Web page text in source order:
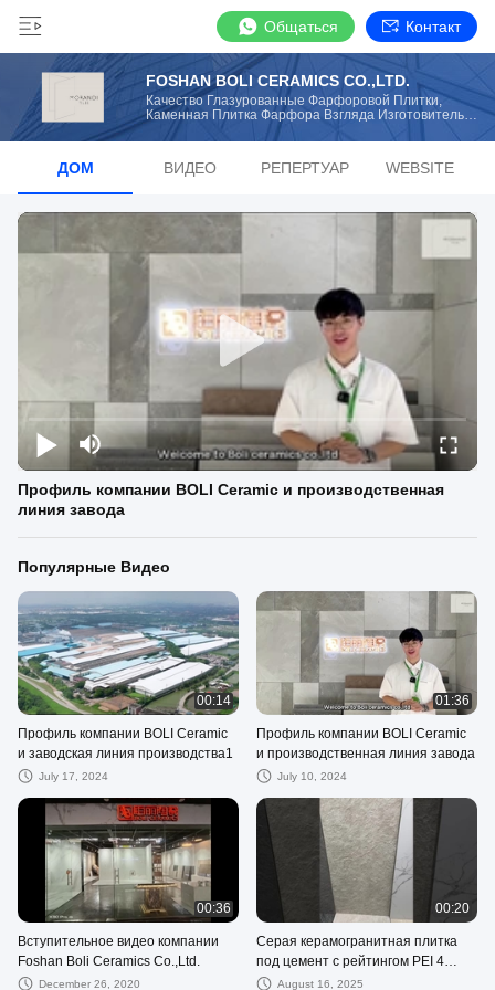
Общаться Контакт
FOSHAN BOLI CERAMICS CO.,LTD.
Качество Глазурованные Фарфоровой Плитки,
Каменная Плитка Фарфора Взгляда Изготовитель
ДОМ ВИДЕО РЕПЕРТУАР WEBSITE
Профиль компании BOLI Ceramic и производственная
линия завода
Популярные Видео
00:14
Профиль компании BOLI Ceramic
и заводская линия производства1
July 17, 2024
01:36
Профиль компании BOLI Ceramic
и производственная линия завода
July 10, 2024
00:36
Вступительное видео компании
Foshan Boli Ceramics Co.,Ltd.
December 26, 2020
00:20
Серая керамогранитная плитка
под цемент с рейтингом PEI 4
Современная напольная плитка
August 16, 2025